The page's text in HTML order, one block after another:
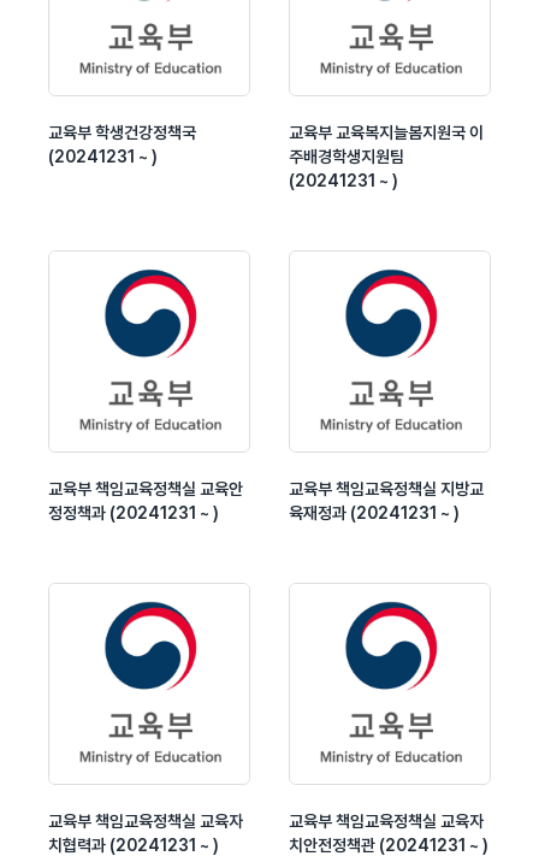
교육부 학생건강정책국
(20241231 ~ )
교육부 교육복지늘봄지원국 이
주배경학생지원팀
(20241231 ~ )
교육부 책임교육정책실 교육안
정정책과 (20241231 ~ )
교육부 책임교육정책실 지방교
육재정과 (20241231 ~ )
교육부 책임교육정책실 교육자
치협력과 (20241231 ~ )
교육부 책임교육정책실 교육자
치안전정책관 (20241231 ~ )